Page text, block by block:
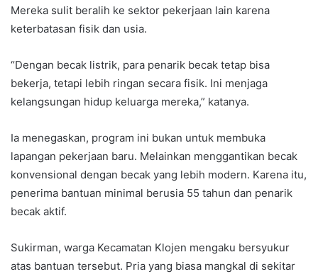
Mereka sulit beralih ke sektor pekerjaan lain karena
keterbatasan fisik dan usia.
“Dengan becak listrik, para penarik becak tetap bisa
bekerja, tetapi lebih ringan secara fisik. Ini menjaga
kelangsungan hidup keluarga mereka,” katanya.
Ia menegaskan, program ini bukan untuk membuka
lapangan pekerjaan baru. Melainkan menggantikan becak
konvensional dengan becak yang lebih modern. Karena itu,
penerima bantuan minimal berusia 55 tahun dan penarik
becak aktif.
Sukirman, warga Kecamatan Klojen mengaku bersyukur
atas bantuan tersebut. Pria yang biasa mangkal di sekitar